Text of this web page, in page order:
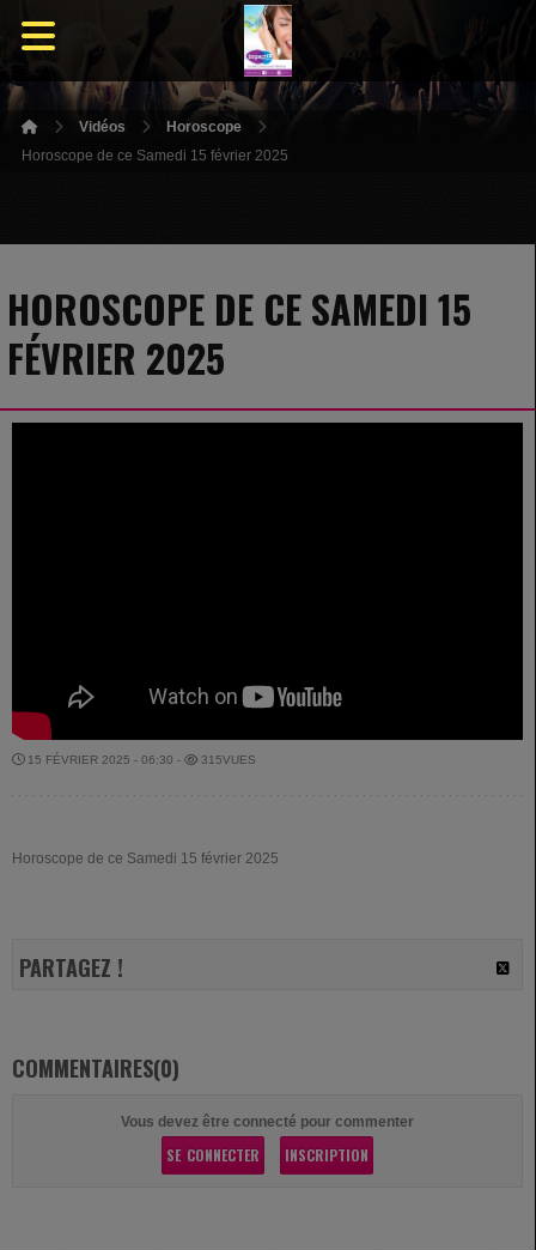
Vidéos
Horoscope
Horoscope de ce Samedi 15 février 2025
HOROSCOPE DE CE SAMEDI 15
FÉVRIER 2025
15 FÉVRIER 2025 - 06:30 - 315VUES
Horoscope de ce Samedi 15 février 2025
PARTAGEZ !
COMMENTAIRES(0)
Vous devez être connecté pour commenter
SE CONNECTER INSCRIPTION